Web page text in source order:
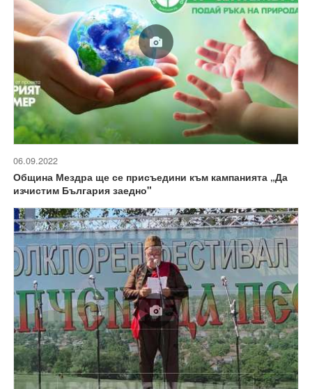
06.09.2022
Община Мездра ще се присъедини към кампанията „Да
изчистим България заедно"